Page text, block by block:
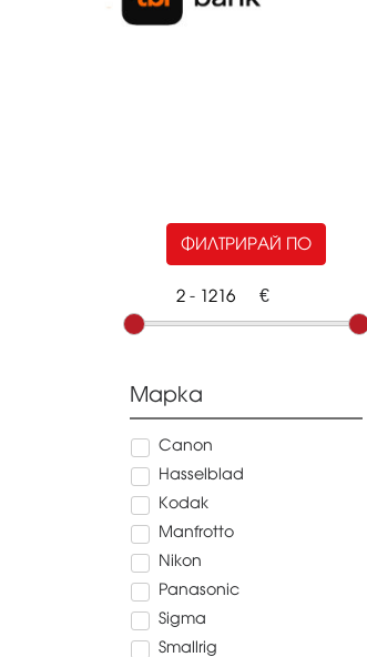
ФИЛТРИРАЙ ПО
- €
Марка
Canon
Hasselblad
Kodak
Manfrotto
Nikon
Panasonic
Sigma
Smallrig